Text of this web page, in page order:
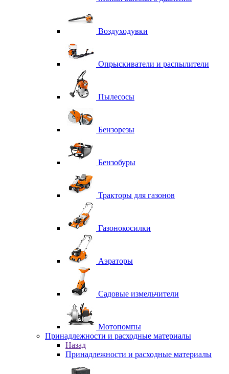
Воздуходувки
Опрыскиватели и распылители
Пылесосы
Бензорезы
Бензобуры
Тракторы для газонов
Газонокосилки
Аэраторы
Садовые измельчители
Мотопомпы
Принадлежности и расходные материалы
Назад
Принадлежности и расходные материалы